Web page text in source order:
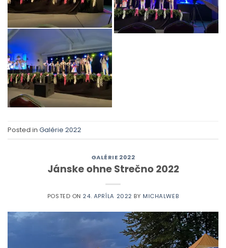
Posted in Galérie 2022
GALÉRIE 2022
Jánske ohne Strečno 2022
POSTED ON 24. APRÍLA 2022 BY MICHALWEB